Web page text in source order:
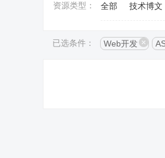
资源类型： 全部 技术博文
已选条件： Web开发